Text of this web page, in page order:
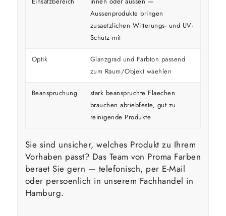
Aussenprodukte bringen
zusaetzlichen Witterungs- und UV-
Schutz mit
Optik
Glanzgrad und Farbton passend
zum Raum/Objekt waehlen
Beanspruchung
stark beanspruchte Flaechen
brauchen abriebfeste, gut zu
reinigende Produkte
Sie sind unsicher, welches Produkt zu Ihrem
Vorhaben passt? Das Team von Proma Farben
beraet Sie gern — telefonisch, per E-Mail
oder persoenlich in unserem Fachhandel in
Hamburg.